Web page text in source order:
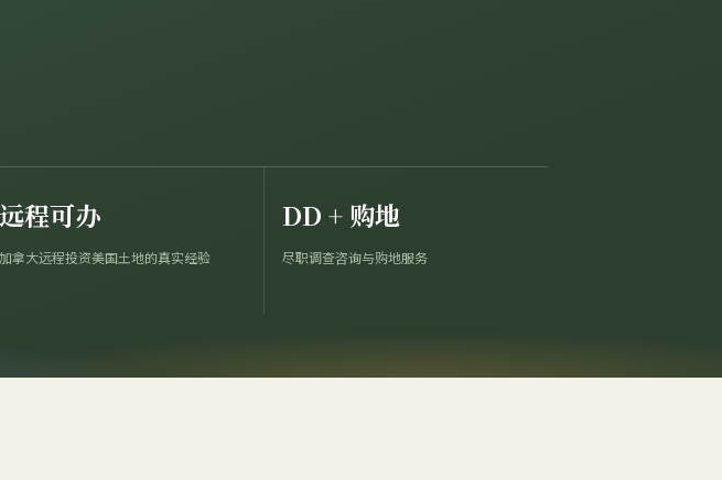
远程可办
加拿大远程投资美国土地的真实经验
DD + 购地
尽职调查咨询与购地服务